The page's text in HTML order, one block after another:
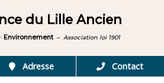
du Lille Ancien
Environnement– Association loi 1901
Adresse Contact